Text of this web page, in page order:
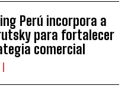
Perú incorpora a
para fortalecer
comercial